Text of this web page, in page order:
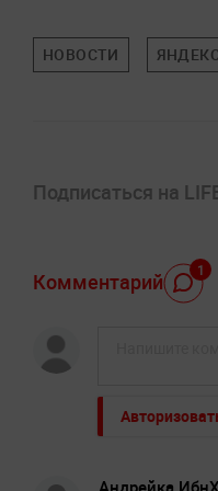
НОВОСТИ ЯНДЕКС
Подписаться на
Комментарий 1